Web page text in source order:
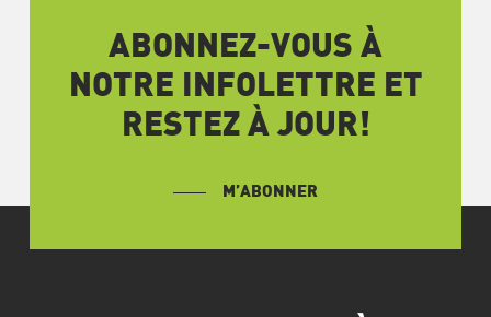
ABONNEZ-VOUS À
NOTRE INFOLETTRE ET
RESTEZ À JOUR!
M’ABONNER